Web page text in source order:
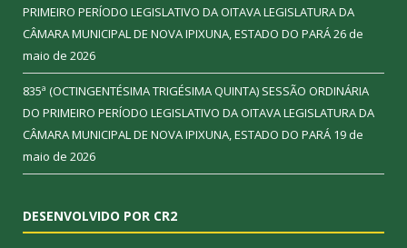
PRIMEIRO PERÍODO LEGISLATIVO DA OITAVA LEGISLATURA DA
CÂMARA MUNICIPAL DE NOVA IPIXUNA, ESTADO DO PARÁ26 de
maio de 2026
835ª (OCTINGENTÉSIMA TRIGÉSIMA QUINTA) SESSÃO ORDINÁRIA
DO PRIMEIRO PERÍODO LEGISLATIVO DA OITAVA LEGISLATURA DA
CÂMARA MUNICIPAL DE NOVA IPIXUNA, ESTADO DO PARÁ 19 de
maio de 2026
DESENVOLVIDO POR CR2